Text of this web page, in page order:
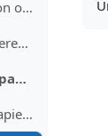
Eine/n Nutzer/in (Lehrperson oder Studierenden) in den Kurs einschreiben
Eine Lehrperson oder Studierenden aus dem Kurs abmelden
Examens (en ligne et sur papier) - Prüfungen (Online und Offline)
Guide de l’activité « QCM papier »